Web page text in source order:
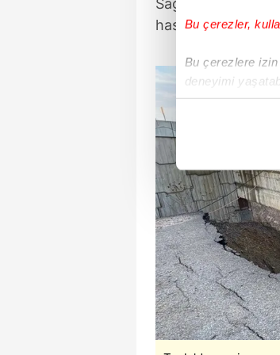
Bu çerezler,
Bu çerezlere
deneyimi
içerikleri
Sizlere daha iyi
çerezler
amacıyla
reklam/
Çerezlere ilişkin
butonuna
hastaneye